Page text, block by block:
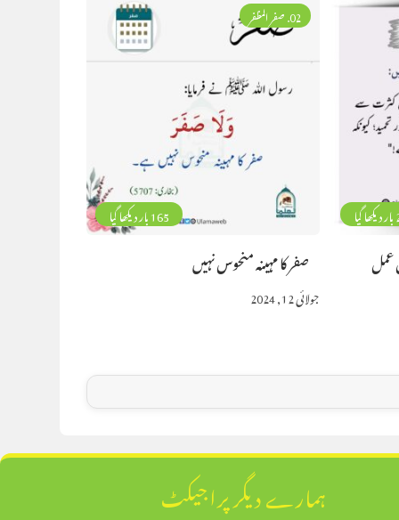
165 بار دیکھا گیا
02. صفر المظفر
صفر کا مہینہ منحوس نہیں
جولائی 12, 2024
عمل
ہمارے دیگر پراجیکٹ